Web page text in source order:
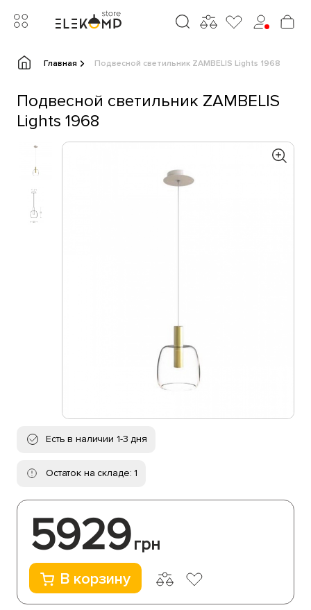
Главная Подвесной светильник ZAMBELIS Lights 1968
Подвесной светильник ZAMBELIS
Lights 1968
Есть в наличии 1-3 дня
Остаток на складе: 1
5929грн
В корзину